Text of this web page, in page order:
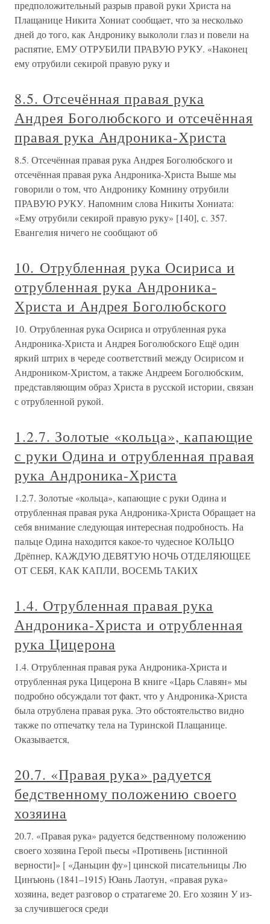
предположительный разрыв правой руки Христа на
Плащанице Никита Хониат сообщает, что за несколько
дней до того, как Андронику выкололи глаз и повели на
распятие, ЕМУ ОТРУБИЛИ ПРАВУЮ РУКУ. «Наконец
ему отрубили секирой правую руку и
8.5. Отсечённая правая рука
Андрея Боголюбского и отсечённая
правая рука Андроника-Христа
8.5. Отсечённая правая рука Андрея Боголюбского и
отсечённая правая рука Андроника-Христа Выше мы
говорили о том, что Андронику Комнину отрубили
ПРАВУЮ РУКУ. Напомним слова Никиты Хониата:
«Ему отрубили секирой правую руку» [140], с. 357.
Евангелия ничего не сообщают об
10. Отрубленная рука Осириса и
отрубленная рука Андроника-
Христа и Андрея Боголюбского
10. Отрубленная рука Осириса и отрубленная рука
Андроника-Христа и Андрея Боголюбского Ещё один
яркий штрих в череде соответствий между Осирисом и
Андроником-Христом, а также Андреем Боголюбским,
представляющим образ Христа в русской истории, связан
с отрубленной рукой.
1.2.7. Золотые «кольца», капающие
с руки Одина и отрубленная правая
рука Андроника-Христа
1.2.7. Золотые «кольца», капающие с руки Одина и
отрубленная правая рука Андроника-Христа Обращает на
себя внимание следующая интересная подробность. На
пальце Одина находится какое-то чудесное КОЛЬЦО
Дрёпнер, КАЖДУЮ ДЕВЯТУЮ НОЧЬ ОТДЕЛЯЮЩЕЕ
ОТ СЕБЯ, КАК КАПЛИ, ВОСЕМЬ ТАКИХ
1.4. Отрубленная правая рука
Андроника-Христа и отрубленная
рука Цицерона
1.4. Отрубленная правая рука Андроника-Христа и
отрубленная рука Цицерона В книге «Царь Славян» мы
подробно обсуждали тот факт, что у Андроника-Христа
была отрублена правая рука. Это обстоятельство видно
также по отпечатку тела на Туринской Плащанице.
Оказывается,
20.7. «Правая рука» радуется
бедственному положению своего
хозяина
20.7. «Правая рука» радуется бедственному положению
своего хозяина Герой пьесы «Противень [истинной
верности]» [ «Даньцин фу»] цинской писательницы Лю
Цинъюнь (1841–1915) Юань Лаотун, «правая рука»
хозяина, ведет разговор о стратагеме 20. Его хозяин У из-
за случившегося среди